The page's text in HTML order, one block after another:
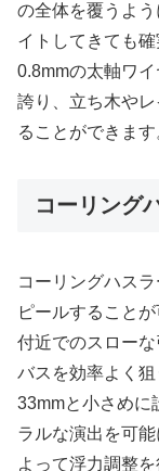
の全体を覆うよ
イトしてきても
0.8mmの太軸ワ
誇り、立ち木や
ることができます
コーリング
コーリングハス
ピールすること
付近でのスロー
バスを効率よく
33mmと小さめに
ラルな演出を可
よって浮力調整